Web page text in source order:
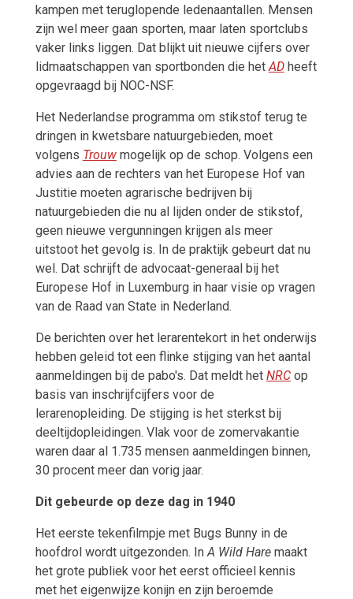
kampen met teruglopende ledenaantallen. Mensen
zijn wel meer gaan sporten, maar laten sportclubs
vaker links liggen. Dat blijkt uit nieuwe cijfers over
lidmaatschappen van sportbonden die hetADheeft
opgevraagd bij NOC-NSF.
Het Nederlandse programma om stikstof terug te
dringen in kwetsbare natuurgebieden, moet
volgens Trouwmogelijk op de schop. Volgens een
advies aan de rechters van het Europese Hof van
Justitie moeten agrarische bedrijven bij
natuurgebieden die nu al lijden onder de stikstof,
geen nieuwe vergunningen krijgen als meer
uitstoot het gevolg is. In de praktijk gebeurt dat nu
wel. Dat schrijft de advocaat-generaal bij het
Europese Hof in Luxemburg in haar visie op vragen
van de Raad van State in Nederland.
De berichten over het lerarentekort in het onderwijs
hebben geleid tot een flinke stijging van het aantal
aanmeldingen bij de pabo's. Dat meldt het NRCop
basis van inschrijfcijfers voor de
lerarenopleiding. De stijging is het sterkst bij
deeltijdopleidingen. Vlak voor de zomervakantie
waren daar al 1.735 mensen aanmeldingen binnen,
30 procent meer dan vorig jaar.
Dit gebeurde op deze dag in 1940
Het eerste tekenfilmpje met Bugs Bunny in de
hoofdrol wordt uitgezonden. In A Wild Hare maakt
het grote publiek voor het eerst officieel kennis
met het eigenwijze konijn en zijn beroemde